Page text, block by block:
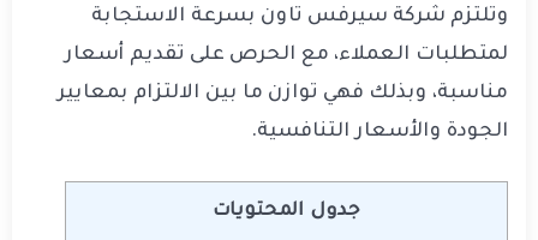
وتلتزم شركة سيرفس تاون بسرعة الاستجابة
لمتطلبات العملاء، مع الحرص على تقديم أسعار
مناسبة، وبذلك فهي توازن ما بين الالتزام بمعايير
الجودة والأسعار التنافسية.
جدول المحتويات